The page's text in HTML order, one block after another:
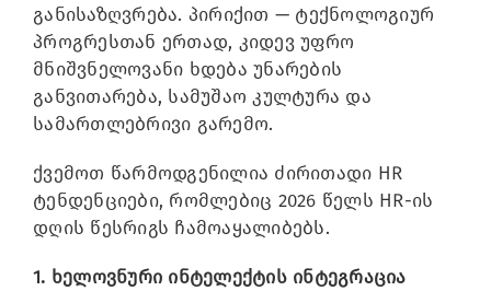
განისაზღვრება. პირიქით — ტექნოლოგიურ
პროგრესთან ერთად, კიდევ უფრო
მნიშვნელოვანი ხდება უნარების
განვითარება, სამუშაო კულტურა და
სამართლებრივი გარემო.
ქვემოთ წარმოდგენილია ძირითადი HR
ტენდენციები, რომლებიც 2026 წელს HR-ის
დღის წესრიგს ჩამოაყალიბებს.
1. ხელოვნური ინტელექტის ინტეგრაცია